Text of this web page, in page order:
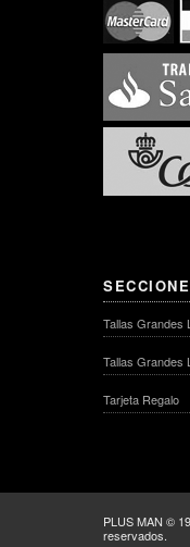
Tallas Grandes
Tallas Grandes
Tarjeta Regalo
PLUS MAN ©
reservados.